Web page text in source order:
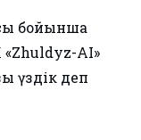
бойынша
AI»
үздік деп